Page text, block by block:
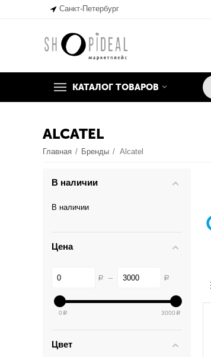
Санкт-Петербург
КАТАЛОГ ТОВАРОВ
ALCATEL
Главная / Бренды / Alcatel
В наличии
В наличии
Цена
Р – Р
0 Р 3000 Р
Цвет